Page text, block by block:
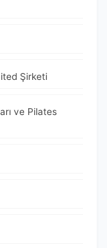
Şirketi
ve Pilates